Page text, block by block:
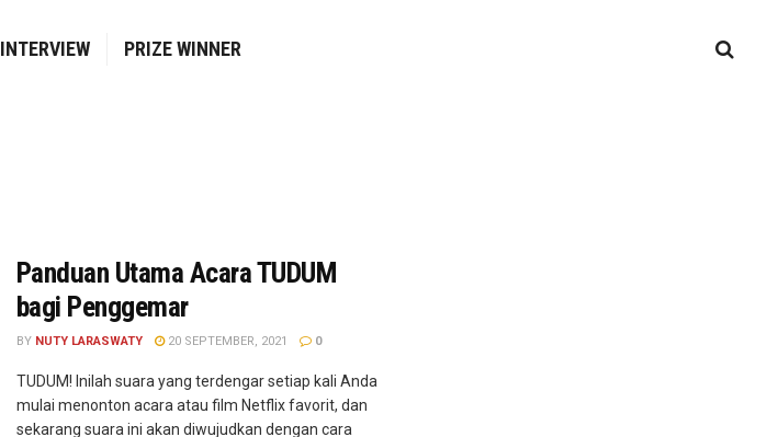
INTERVIEW PRIZE WINNER
Panduan Utama Acara TUDUM
bagi Penggemar
BY NUTY LARASWATY 20 SEPTEMBER, 2021 0
TUDUM! Inilah suara yang terdengar setiap kali Anda
mulai menonton acara atau film Netflix favorit, dan
sekarang suara ini akan diwujudkan dengan cara